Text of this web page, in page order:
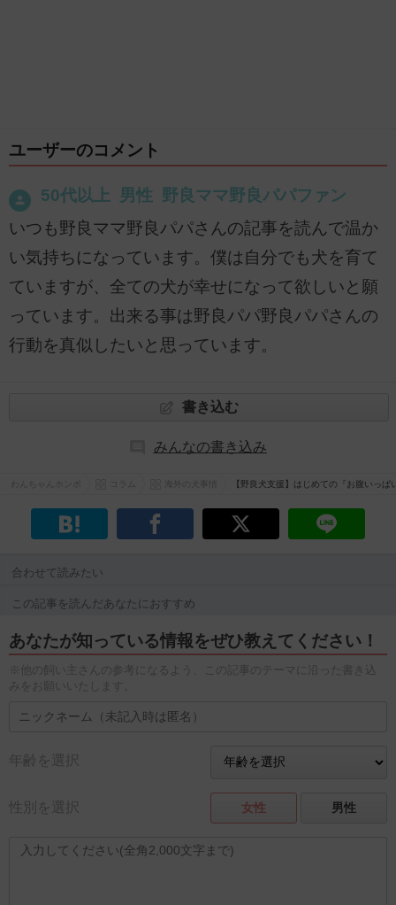
ユーザーのコメント
50代以上 男性 野良ママ野良パパファン
いつも野良ママ野良パパさんの記事を読んで温か
い気持ちになっています。僕は自分でも犬を育て
ていますが、全ての犬が幸せになって欲しいと願
っています。出来る事は野良パパ野良パパさんの
行動を真似したいと思っています。
書き込む
みんなの書き込み
【野良犬支援】はじめての『お腹いっ
合わせて読みたい
この記事を読んだあなたにおすすめ
あなたが知っている情報をぜひ教えてください！
※他の飼い主さんの参考になるよう、この記事のテーマに沿った書き込
みをお願いいたします。
年齢を選択
性別を選択 女性 男性